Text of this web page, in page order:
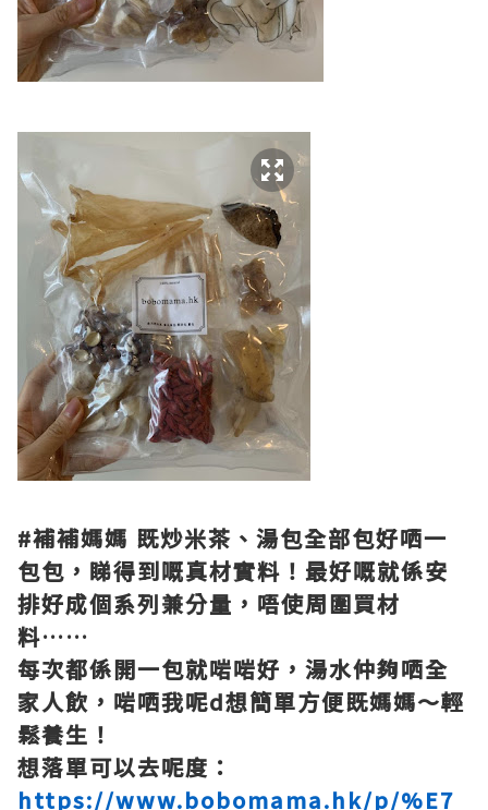
#補補媽媽 既炒米茶、湯包全部包好哂一
包包，睇得到嘅真材實料！最好嘅就係安
排好成個系列兼分量，唔使周圍買材
料……
每次都係開一包就啱啱好，湯水仲夠哂全
家人飲，啱哂我呢d想簡單方便既媽媽～輕
鬆養生！
想落單可以去呢度：
https://www.bobomama.hk/p/%E7